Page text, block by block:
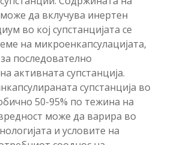
да вклучува инертен
во кој супстанцијата се
на микроенкапсулацијата,
последователно
активната супстанција.
супстанција во
50-95% по тежина на
може да варира во
и условите на